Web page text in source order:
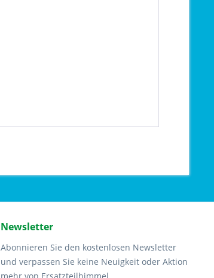
Newsletter
Abonnieren Sie den kostenlosen Newsletter
und verpassen Sie keine Neuigkeit oder Aktion